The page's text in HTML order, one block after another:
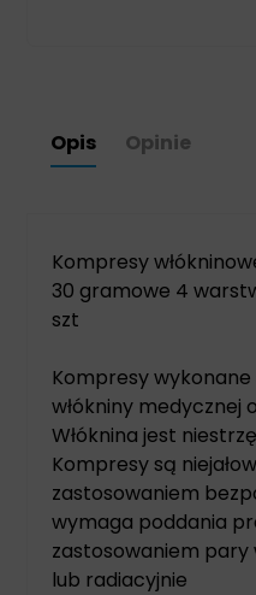
Opis Opinie
Kompresy
30 gramowe 4
szt
Kompresy
włókniny
Włóknina jest
Kompresy są
zastosowaniem
wymaga poddania
zastosowaniem pary
lub radiacyjnie